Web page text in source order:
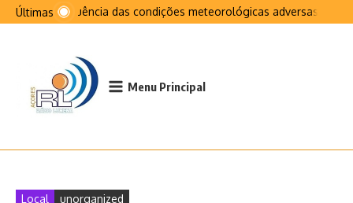
Ir para o conteúdo
ÚltimasNa sequência das condições meteorológicas adversas que
Menu Principal
Local unorganized